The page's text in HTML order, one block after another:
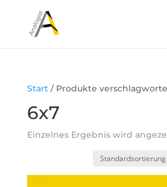
Start/ Produkte
6x7
Einzelnes Ergebnis wird